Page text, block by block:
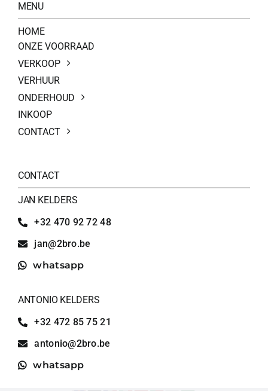
MENU
HOME
ONZE VOORRAAD
VERKOOP
VERHUUR
ONDERHOUD
INKOOP
CONTACT
CONTACT
JAN KELDERS
+32 470 92 72 48
jan@2bro.be
whatsapp
ANTONIO KELDERS
+32 472 85 75 21
antonio@2bro.be
whatsapp